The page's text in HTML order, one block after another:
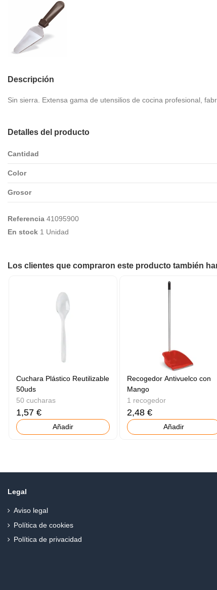
Descripción
Sin sierra. Extensa gama de utensilios de cocina profesional,
Detalles del producto
Cantidad
Color
Grosor
Referencia 41095900
En stock 1 Unidad
Los clientes que compraron este producto también
Cuchara Plástico Reutilizable
50uds
50 cucharas
1,57 €
Añadir
Recogedor Antivuelco con
Mango
1 recogedor
2,48 €
Añadir
Legal
Aviso legal
Política de cookies
Política de privacidad